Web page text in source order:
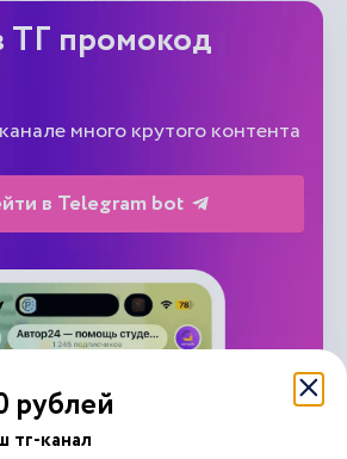
ТГ промокод
много крутого контента
в Telegram bot
рублей
тг-канал